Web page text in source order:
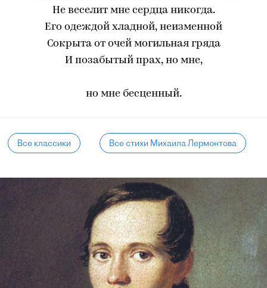
Не веселит мне сердца никогда.
Его одеждой хладной, неизменной
Сокрыта от очей могильная гряда
И позабытый прах, но мне,
но мне бесценный.
Все классики Все стихи Михаила Лермонтова